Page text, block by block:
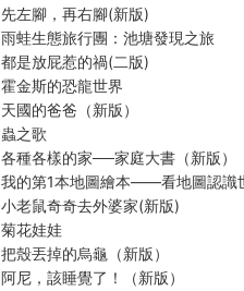
先左腳，再右腳(新版)
雨蛙生態旅行團：池塘發現之旅
都是放屁惹的禍(二版)
霍金斯的恐龍世界
天國的爸爸（新版）
蟲之歌
各種各樣的家──家庭大書（新版）
我的第1本地圖繪本――看地圖認識
小老鼠奇奇去外婆家(新版)
菊花娃娃
把殼丟掉的烏龜（新版）
阿尼，該睡覺了！（新版）